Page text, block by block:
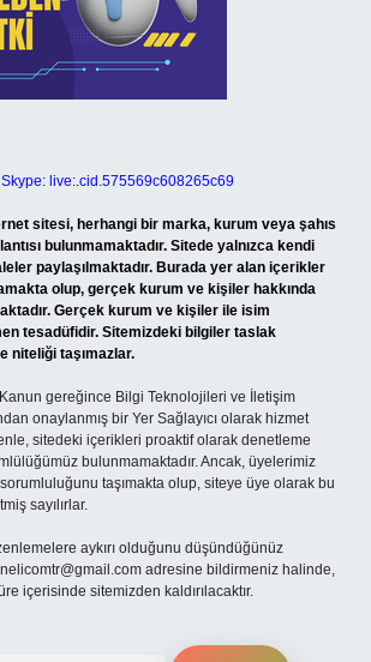
Skype: live:.cid.575569c608265c69
sitesi, herhangi bir marka, kurum veya şahıs
bulunmamaktadır. Sitede yalnızca kendi
paylaşılmaktadır. Burada yer alan içerikler
olup, gerçek kurum ve kişiler hakkında
Gerçek kurum ve kişiler ile isim
tesadüfidir. Sitemizdeki bilgiler taslak
niteliği taşımazlar.
Kanun gereğince Bilgi Teknolojileri ve İletişim
onaylanmış bir Yer Sağlayıcı olarak hizmet
sitedeki içerikleri proaktif olarak denetleme
bulunmamaktadır. Ancak, üyelerimiz
taşımakta olup, siteye üye olarak bu
sayılırlar.
aykırı olduğunu düşündüğünüz
adresine bildirmeniz halinde,
içerisinde sitemizden kaldırılacaktır.